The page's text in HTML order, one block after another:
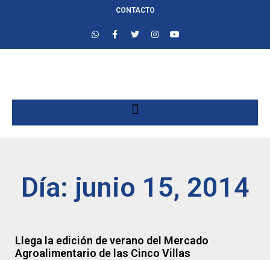
CONTACTO
Día: junio 15, 2014
Llega la edición de verano del Mercado
Agroalimentario de las Cinco Villas